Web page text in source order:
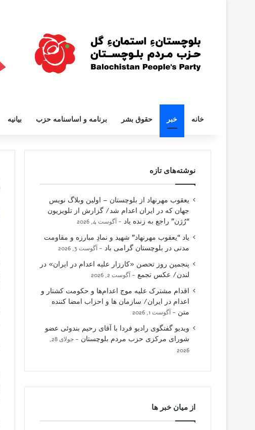
خانه خبر حقوق بشر برنامه و اساسنامه حزب بیانیه
نوشته‌های تازه
یعقوب مهرنهاد از بلوچستان – اولین وبلاگ نویس
جهان که در ایران اعدام شد/ گزارش از تلویزیون
“رُژن” راجع به زنده یاد
آگوست 4, 2026
یاد “یعقوب مهرنهاد” شهید و نمادِ مبارزه و مقاومت
مدنی در بلوچستان گرامی باد
آگوست 3, 2026
پنجمین روز تحصن «کارزار علیه اعدام در ایران» در
لندن/ عکس تجمع
آگوست 2, 2026
اقدام مشترک علیه موج اعدام‌ها و حکومت کشتار و
اعدام در ایران/ سازمان ها و احزاب امضا کننده
متن
آگوست 1, 2026
ویدیو گفتگوی رادیو فردا با آقای رحیم بندوئی عضو
شورای مرکزی حزب مردم بلوچستان
جولای 28,
2026
از میان خبر ها